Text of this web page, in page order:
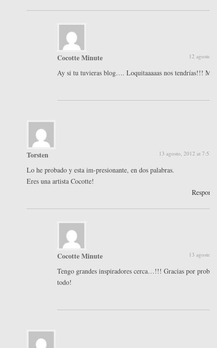
Cocotte Minute 12 agosto,
Ay si tu tuvieras blog…. Loquitaaaaas nos tendrías!!! Mil
Torsten 13 agosto, 2012 at 7:53
Lo he probado y esta im-presionante, en dos palabras.
Eres una artista Cocotte!
Cocotte Minute 13 agosto,
Tengo grandes inspiradores cerca…!!! Gracias por
todo!